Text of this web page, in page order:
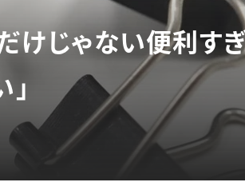
けじゃない便利す